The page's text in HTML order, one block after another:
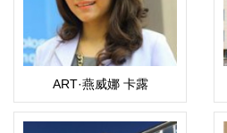
ART·燕威娜 卡露
（Weena）